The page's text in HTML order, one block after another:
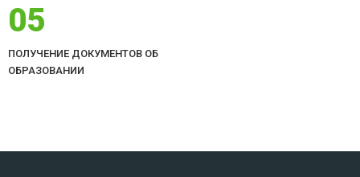
05
ПОЛУЧЕНИЕ ДОКУМЕНТОВ ОБ
ОБРАЗОВАНИИ